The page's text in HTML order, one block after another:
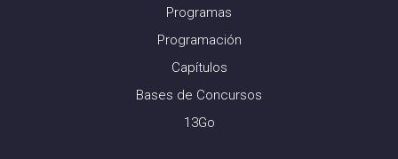
Programas
Programación
Capítulos
Bases de Concursos
13Go